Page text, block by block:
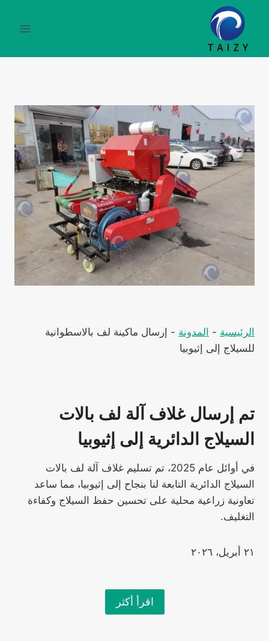
المحتوى
الرئيسية - المدونة - إرسال ماكينة لف بالاسطوانية
للسيلاج إلى إثيوبيا
تم إرسال غلاف آلة لف بالات
السيلاج الدائرية إلى إثيوبيا
في أوائل عام 2025، تم تسليم غلاف آلة لف بالات
السيلاج الدائرية التابعة لنا بنجاح إلى إثيوبيا، مما ساعد
تعاونية زراعية محلية على تحسين حفظ السيلاج وكفاءة
التغليف.
٢١ أبريل، ٢٠٢٦
اقرأ أكثر